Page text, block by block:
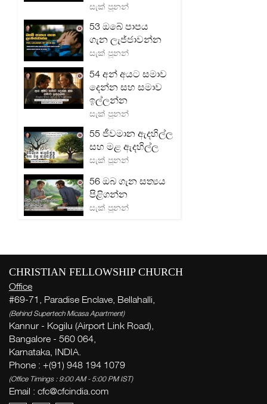
සැක් පූනන්
53 ඔබේ පාපය
ගැන ලැජ්ජාවන්න
සැක් පූනන්
54 අන් අයට සමාව
දෙන්න සහ සමාව
ඉල්ලන්න
සැක් පූනන්
55 ජීවමාන ඇදහිල්ල
සහ මළ ඇදහිල්ල
සැක් පූනන්
56 ඔබ ගැන සත්‍යය
පිළිගන්න
සැක් පූනන්
CHRISTIAN FELLOWSHIP CHURCH
Office
#69-71, Paradise Enclave, Bellahalli,
(Behind Supertech Micasa Apartment)
Kannur - Kogilu (Airport Link Road),
Bangalore - 560 064,
Karnataka, INDIA.
Phone : +(91) 948 194 1079
(Office Timings : 9:00 AM - 5:00 PM IST)
Email : cfc@cfcindia.com